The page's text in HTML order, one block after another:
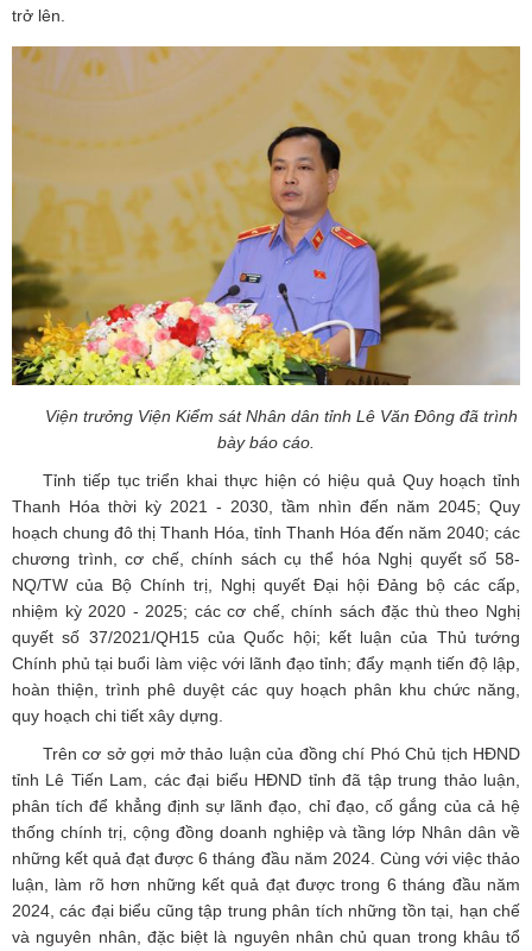
trở lên.
Viện trưởng Viện Kiểm sát Nhân dân tỉnh Lê Văn Đông đã trình
bày báo cáo.
Tỉnh tiếp tục triển khai thực hiện có hiệu quả Quy hoạch tỉnh
Thanh Hóa thời kỳ 2021 - 2030, tầm nhìn đến năm 2045; Quy
hoạch chung đô thị Thanh Hóa, tỉnh Thanh Hóa đến năm 2040; các
chương trình, cơ chế, chính sách cụ thể hóa Nghị quyết số 58-
NQ/TW của Bộ Chính trị, Nghị quyết Đại hội Đảng bộ các cấp,
nhiệm kỳ 2020 - 2025; các cơ chế, chính sách đặc thù theo Nghị
quyết số 37/2021/QH15 của Quốc hội; kết luận của Thủ tướng
Chính phủ tại buổi làm việc với lãnh đạo tỉnh; đẩy mạnh tiến độ lập,
hoàn thiện, trình phê duyệt các quy hoạch phân khu chức năng,
quy hoạch chi tiết xây dựng.
Trên cơ sở gợi mở thảo luận của đồng chí Phó Chủ tịch HĐND
tỉnh Lê Tiến Lam, các đại biểu HĐND tỉnh đã tập trung thảo luận,
phân tích để khẳng định sự lãnh đạo, chỉ đạo, cố gắng của cả hệ
thống chính trị, cộng đồng doanh nghiệp và tầng lớp Nhân dân về
những kết quả đạt được 6 tháng đầu năm 2024. Cùng với việc thảo
luận, làm rõ hơn những kết quả đạt được trong 6 tháng đầu năm
2024, các đại biểu cũng tập trung phân tích những tồn tại, hạn chế
và nguyên nhân, đặc biệt là nguyên nhân chủ quan trong khâu tổ